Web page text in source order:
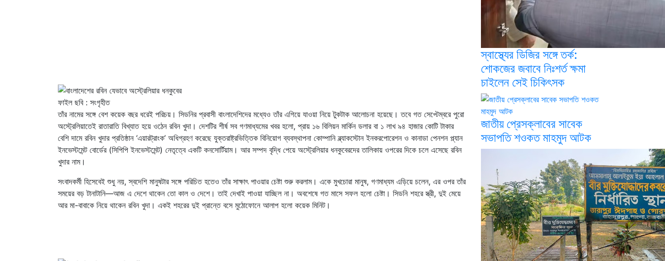
ফাইল ছবি : সংগৃহীত
তাঁর নামের সঙ্গে বেশ কয়েক বছর ধরেই পরিচয়। সিডনির প্রবাসী বাংলাদেশিদের মধ্যেও তাঁর এগিয়ে যাওয়া নিয়ে টুকটাক আলোচনা হয়েছে। তবে গত সেপ্টেম্বরে পুরো
অস্ট্রেলিয়াতেই রাতারাতি বিখ্যাত হয়ে ওঠেন রবিন খুদা। দেশটির শীর্ষ সব গণমাধ্যমের খবর হলো, প্রায় ১৬ বিলিয়ন মার্কিন ডলার বা ১ লাখ ৯৪ হাজার কোটি টাকার
বেশি দামে রবিন খুদার প্রতিষ্ঠান ‘এয়ারট্রাংক’ অধিগ্রহণ করেছে যুক্তরাষ্ট্রভিত্তিক বিনিয়োগ ব্যবস্থাপনা কোম্পানি ব্ল্যাকস্টোন ইনকরপোরেশন ও কানাডা পেনশন প্ল্যান
ইনভেস্টমেন্ট বোর্ডের (সিপিপি ইনভেস্টমেন্ট) নেতৃত্বে একটি কনসোর্টিয়াম। আর সম্পদ বৃদ্ধি পেয়ে অস্ট্রেলিয়ার ধনকুবেরদের তালিকায় ওপরের দিকে চলে এসেছে রবিন
খুদার নাম।
সংবাদকর্মী হিসেবেই শুধু নয়, স্বদেশি মানুষটার সঙ্গে পরিচিত হতেও তাঁর সাক্ষাৎ পাওয়ার চেষ্টা শুরু করলাম। একে মুখচোরা মানুষ, গণমাধ্যম এড়িয়ে চলেন, এর ওপর তাঁর
সময়ের বড় টানাটানি—আজ এ দেশে থাকেন তো কাল ও দেশে। তাই দেখাই পাওয়া যাচ্ছিল না। অবশেষে গত মাসে সফল হলো চেষ্টা। সিডনি শহরে স্ত্রী, দুই মেয়ে
আর মা-বাবাকে নিয়ে থাকেন রবিন খুদা। একই শহরের দুই প্রান্তে বসে মুঠোফোনে আলাপ হলো কয়েক মিনিট।
স্বাস্থ্যের ডিজির সঙ্গে তর্ক:
শোকজের জবাবে নিঃশর্ত ক্ষমা
চাইলেন সেই চিকিৎসক
জাতীয় প্রেসক্লাবের সাবেক
সভাপতি শওকত মাহমুদ আটক